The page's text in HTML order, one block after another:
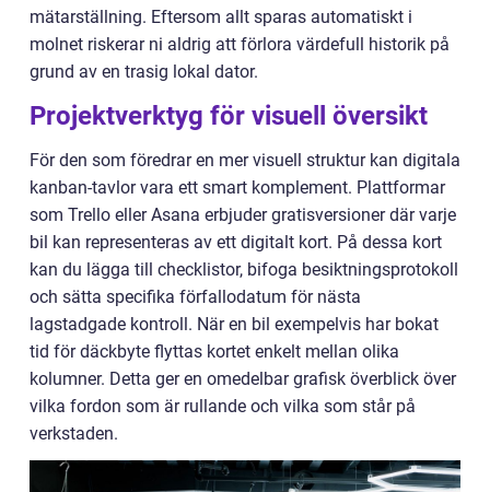
mätarställning. Eftersom allt sparas automatiskt i
molnet riskerar ni aldrig att förlora värdefull historik på
grund av en trasig lokal dator.
Projektverktyg för visuell översikt
För den som föredrar en mer visuell struktur kan digitala
kanban-tavlor vara ett smart komplement. Plattformar
som Trello eller Asana erbjuder gratisversioner där varje
bil kan representeras av ett digitalt kort. På dessa kort
kan du lägga till checklistor, bifoga besiktningsprotokoll
och sätta specifika förfallodatum för nästa
lagstadgade kontroll. När en bil exempelvis har bokat
tid för däckbyte flyttas kortet enkelt mellan olika
kolumner. Detta ger en omedelbar grafisk överblick över
vilka fordon som är rullande och vilka som står på
verkstaden.